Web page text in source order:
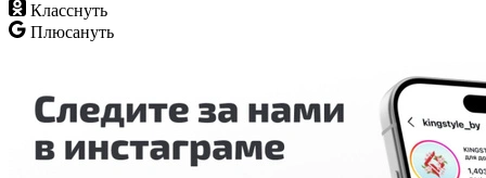
Класснуть
Плюсануть